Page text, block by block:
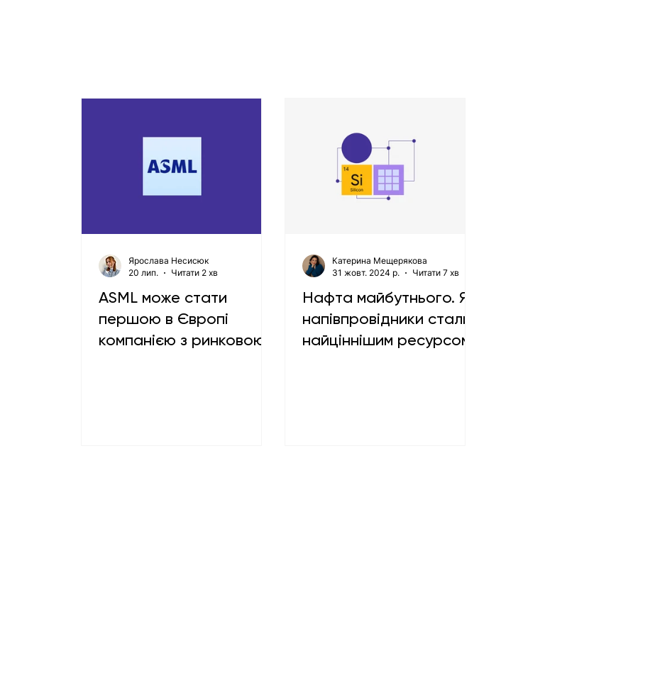
ASML може стати
першою в Європі
компанією з ринковою
Ярослава Несисюк
20 лип.
Читати 2 хв
Нафта майбутнього. Як
напівпровідники стали
найціннішим ресурсом
Катерина Мещерякова
31 жовт. 2024 р.
Читати 7 хв